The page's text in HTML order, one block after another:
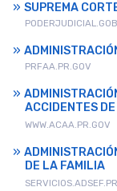
SUPREMA
PRFAA.PR.GOV
ACCIDENTES
WWW.ACAA.PR.GOV
DE LA FAMILIA